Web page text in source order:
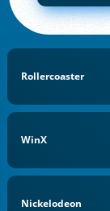
Rollercoaster
WinX
Nickelodeon